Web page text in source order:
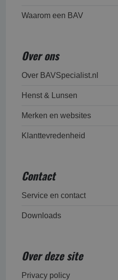
Waarom een BAV
Over ons
Over BAVSpecialist.nl
Henst & Lunsen
Merken en websites
Klanttevredenheid
Contact
Service en contact
Downloads
Over deze site
Privacy policy